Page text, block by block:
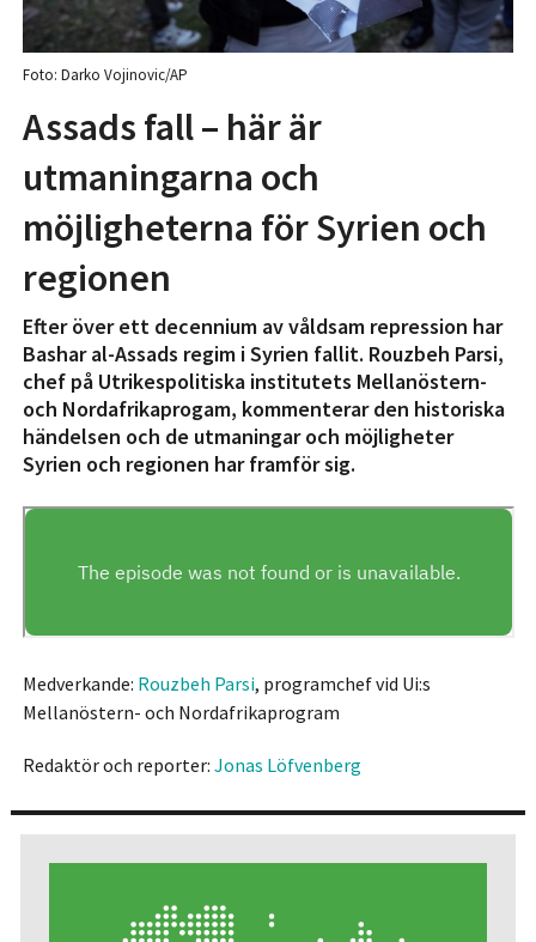
Foto: Darko Vojinovic/AP
Assads fall – här är
utmaningarna och
möjligheterna för Syrien och
regionen
Efter över ett decennium av våldsam repression har
Bashar al-Assads regim i Syrien fallit. Rouzbeh Parsi,
chef på Utrikespolitiska institutets Mellanöstern-
och Nordafrikaprogam, kommenterar den historiska
händelsen och de utmaningar och möjligheter
Syrien och regionen har framför sig.
Medverkande: Rouzbeh Parsi, programchef vid Ui:s
Mellanöstern- och Nordafrikaprogram
Redaktör och reporter: Jonas Löfvenberg